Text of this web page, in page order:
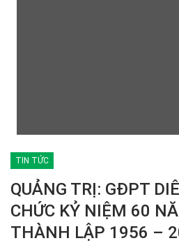
TIN TỨC
QUẢNG TRỊ: GĐPT
CHỨC KỶ NIỆM 60
THÀNH LẬP 1956 –